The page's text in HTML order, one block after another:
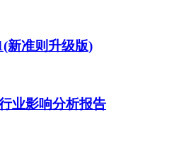
新准则升级版)
业影响分析报告